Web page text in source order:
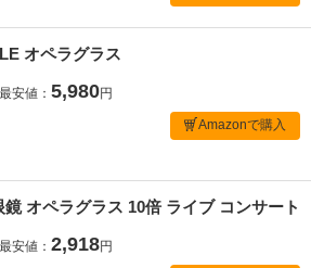
オペラグラス
安値： 5,980円
Amazonで購入
鏡 オペラグラス 10倍 ライブ コンサート
安値： 2,918円